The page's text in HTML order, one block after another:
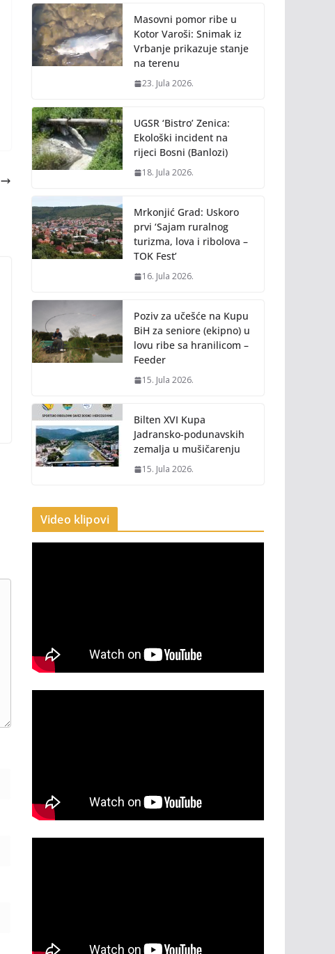
Masovni pomor ribe u
Kotor Varoši: Snimak iz
Vrbanje prikazuje stanje
na terenu
23. Jula 2026.
UGSR ‘Bistro’ Zenica:
Ekološki incident na
rijeci Bosni (Banlozi)
18. Jula 2026.
Mrkonjić Grad: Uskoro
prvi ‘Sajam ruralnog
turizma, lova i ribolova –
TOK Fest’
16. Jula 2026.
Poziv za učešće na Kupu
BiH za seniore (ekipno) u
lovu ribe sa hranilicom –
Feeder
15. Jula 2026.
Bilten XVI Kupa
Jadransko-podunavskih
zemalja u mušičarenju
15. Jula 2026.
Video klipovi